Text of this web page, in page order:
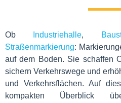
Ob Industriehalle,
Straßenmarkierung:
auf dem Boden. Sie schaffen
sichern Verkehrswege und
und Verkehrsflächen. Auf
kompakten Überblick